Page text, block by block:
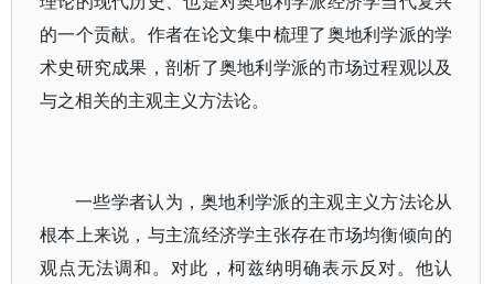
的一个贡献。作者在论文集中梳理了奥地利学派的学
术史研究成果，剖析了奥地利学派的市场过程观以及
与之相关的主观主义方法论。
一些学者认为，奥地利学派的主观主义方法论从
根本上来说，与主流经济学主张存在市场均衡倾向的
观点无法调和。对此，柯兹纳明确表示反对。他认